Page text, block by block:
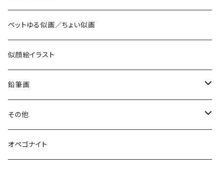
ペットゆる似画／ちょい似画
似顔絵イラスト
鉛筆画
色鉛筆画
その他
お空のopeわんこ
オペゴナイト